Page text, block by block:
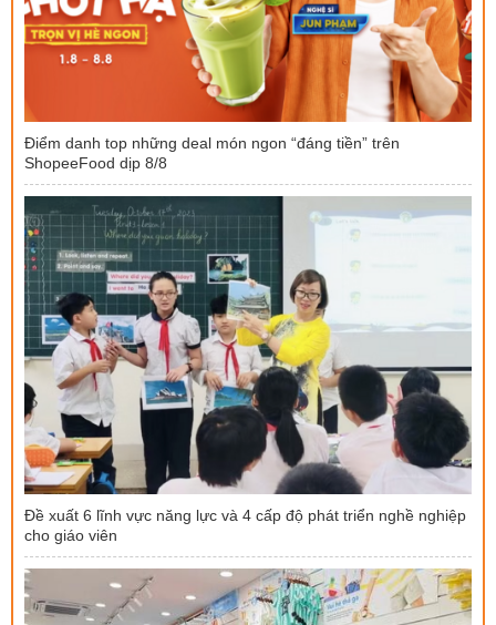
Điểm danh top những deal món ngon “đáng tiền” trên
ShopeeFood dịp 8/8
Đề xuất 6 lĩnh vực năng lực và 4 cấp độ phát triển nghề nghiệp
cho giáo viên